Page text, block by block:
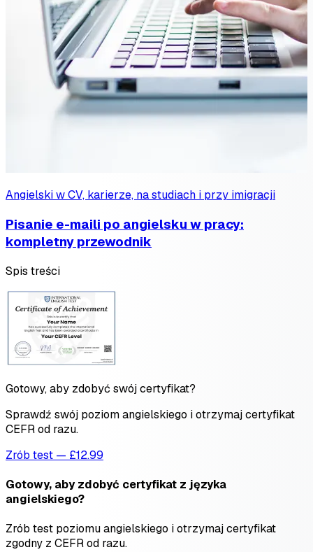
Angielski w CV, karierze, na studiach i przy imigracji
Pisanie e-maili po angielsku w pracy:
kompletny przewodnik
Spis treści
Gotowy, aby zdobyć swój certyfikat?
Sprawdź swój poziom angielskiego i otrzymaj certyfikat
CEFR od razu.
Zrób test — £12.99
Gotowy, aby zdobyć certyfikat z języka
angielskiego?
Zrób test poziomu angielskiego i otrzymaj certyfikat
zgodny z CEFR od razu.